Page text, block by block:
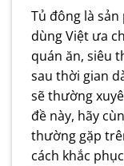
Tủ đông là
dùng Việt ưa
quán ăn, siêu
sau thời gian
sẽ thường
đề này, hãy
thường gặp
cách khắc